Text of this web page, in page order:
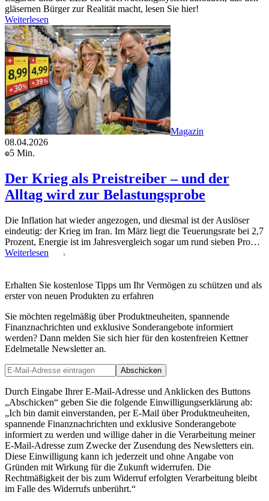
gläsernen Bürger zur Realität macht, lesen Sie hier!
Weiterlesen
Magazin
08.04.2026
5 Min.
Der Krieg als Preistreiber – und der
Alltag wird zur Belastungsprobe
Die Inflation hat wieder angezogen, und diesmal ist der Auslöser
eindeutig: der Krieg im Iran. Im März liegt die Teuerungsrate bei 2,7
Prozent, Energie ist im Jahresvergleich sogar um rund sieben Pro…
Weiterlesen
Erhalten Sie kostenlose Tipps um Ihr Vermögen zu schützen und als
erster von neuen Produkten zu erfahren
Sie möchten regelmäßig über Produktneuheiten, spannende
Finanznachrichten und exklusive Sonderangebote informiert
werden? Dann melden Sie sich hier für den kostenfreien Kettner
Edelmetalle Newsletter an.
Abschicken
Durch Eingabe Ihrer E-Mail-Adresse und Anklicken des Buttons
„Abschicken“ geben Sie die folgende Einwilligungserklärung ab:
„Ich bin damit einverstanden, per E-Mail über Produktneuheiten,
spannende Finanznachrichten und exklusive Sonderangebote
informiert zu werden und willige daher in die Verarbeitung meiner
E-Mail-Adresse zum Zwecke der Zusendung des Newsletters ein.
Diese Einwilligung kann ich jederzeit und ohne Angabe von
Gründen mit Wirkung für die Zukunft widerrufen. Die
Rechtmäßigkeit der bis zum Widerruf erfolgten Verarbeitung bleibt
im Falle des Widerrufs unberührt.“